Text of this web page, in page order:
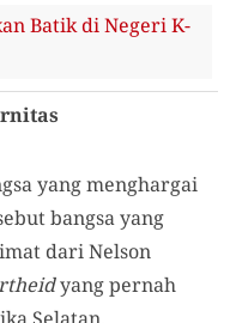
Batik di Negeri K-
yang menghargai
bangsa yang
dari Nelson
yang pernah